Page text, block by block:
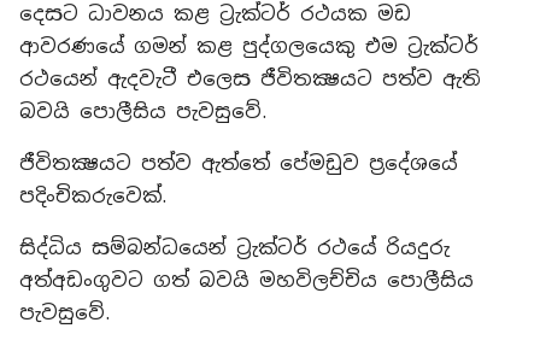
දෙසට ධාවනය කළ ට්‍රැක්ටර් රථයක මඩ
ආවරණයේ ගමන් කළ පුද්ගලයෙකු එම ට්‍රැක්ටර්
රථයෙන් ඇදවැටී එලෙස ජීවිතක්‍ෂයට පත්ව ඇති
බවයි පොලීසිය පැවසුවේ.
ජීවිතක්‍ෂයට පත්ව ඇත්තේ පේමඩුව ප්‍රදේශයේ
පදිංචිකරුවෙක්.
සිද්ධිය සම්බන්ධයෙන් ට්‍රැක්ටර් රථයේ රියදුරු
අත්අඩංගුවට ගත් බවයි මහවිලච්චිය පොලීසිය
පැවසුවේ.